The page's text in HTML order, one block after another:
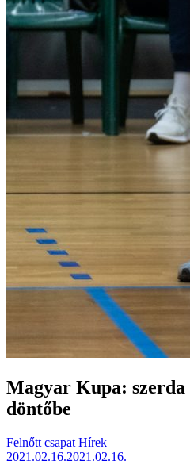
Magyar Kupa:
döntőbe
Felnőtt csapat Hírek
2021.02.16.2021.02.16.